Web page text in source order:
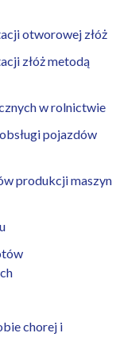
otworowej złóż
złóż metodą
w rolnictwie
pojazdów
produkcji maszyn
chorej i